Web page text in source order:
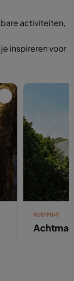
activiteiten,
inspireren voor
RUSTPUNT